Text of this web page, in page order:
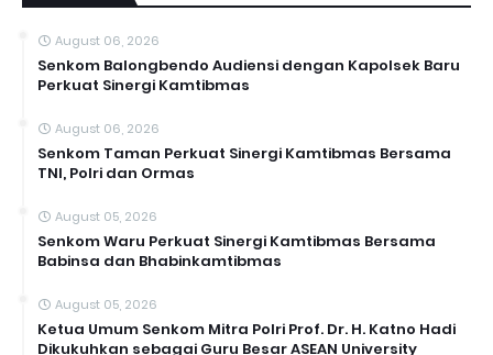
August 06, 2026
Senkom Balongbendo Audiensi dengan Kapolsek Baru
Perkuat Sinergi Kamtibmas
August 06, 2026
Senkom Taman Perkuat Sinergi Kamtibmas Bersama
TNI, Polri dan Ormas
August 05, 2026
Senkom Waru Perkuat Sinergi Kamtibmas Bersama
Babinsa dan Bhabinkamtibmas
August 05, 2026
Ketua Umum Senkom Mitra Polri Prof. Dr. H. Katno Hadi
Dikukuhkan sebagai Guru Besar ASEAN University